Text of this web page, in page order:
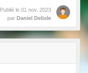
Publié le 01 nov. 2023
par Daniel Delisle